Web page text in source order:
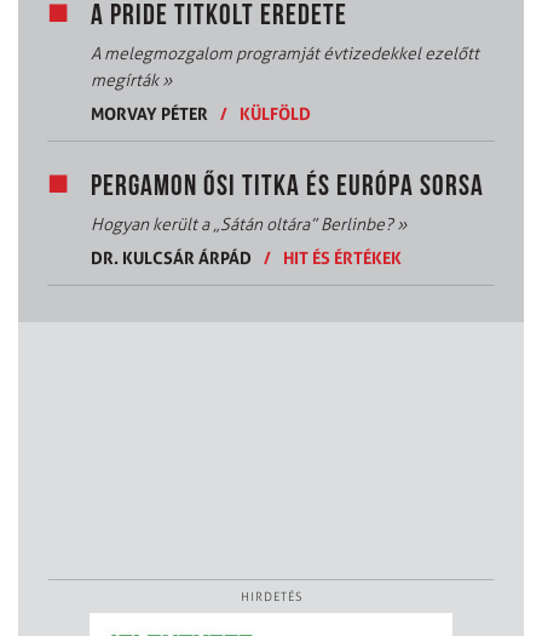
A PRIDE TITKOLT EREDETE
A melegmozgalom programját évtizedekkel ezelőtt
megírták»
MORVAY PÉTER
/ KÜLFÖLD
PERGAMON ŐSI TITKA ÉS EURÓPA SORSA
Hogyan került a „Sátán oltára” Berlinbe?»
DR. KULCSÁR ÁRPÁD
/ HIT ÉS ÉRTÉKEK
HIRDETÉS